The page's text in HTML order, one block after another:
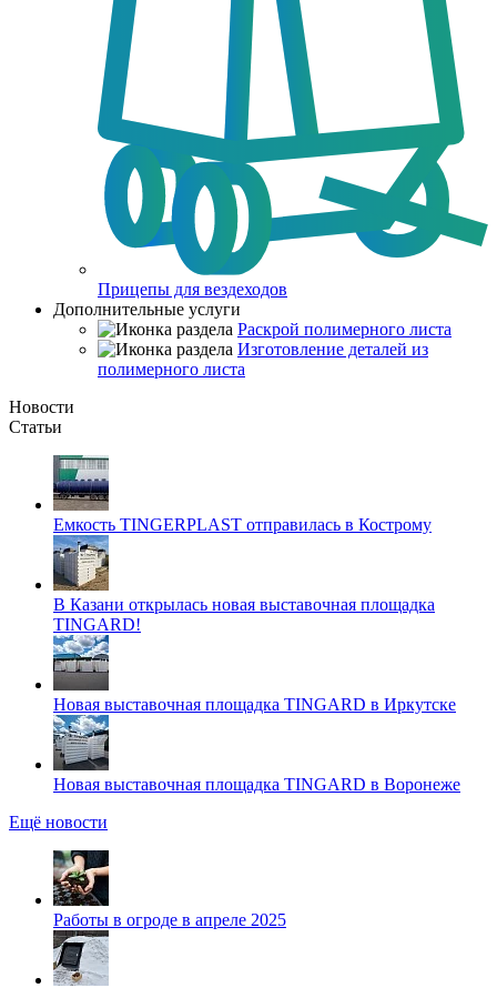
Прицепы для вездеходов
Дополнительные услуги
Раскрой полимерного листа
Изготовление деталей из
полимерного листа
Новости
Статьи
Емкость TINGERPLAST отправилась в Кострому
В Казани открылась новая выставочная площадка
TINGARD!
Новая выставочная площадка TINGARD в Иркутске
Новая выставочная площадка TINGARD в Воронеже
Ещё новости
Работы в огроде в апреле 2025